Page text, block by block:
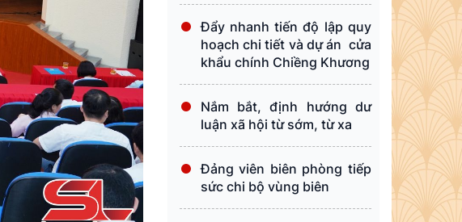
Đẩy nhanh tiến độ lập quy
hoạch chi tiết và dự án cửa
khẩu chính Chiềng Khương
Nắm bắt, định hướng dư
luận xã hội từ sớm, từ xa
Đảng viên biên phòng tiếp
sức chi bộ vùng biên